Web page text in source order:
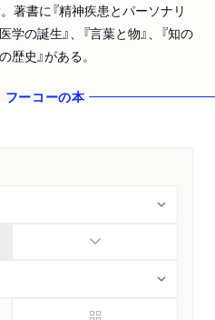
著書に『精神疾患とパーソナリ
学の誕生』、『言葉と物』、『知の
歴史』がある。
フーコーの本